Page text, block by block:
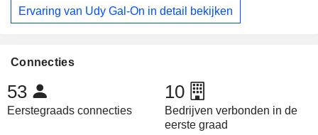
Ervaring van Udy Gal-On in detail bekijken
Connecties
53
Eerstegraads connecties
10
Bedrijven verbonden in de
eerste graad